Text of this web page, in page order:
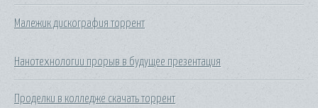
Малежик дискография торрент
Нанотехнологии прорыв в будущее презентация
Проделки в колледже скачать торрент